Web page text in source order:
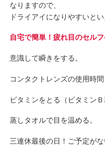
なりますので、
ドライアイになりやすいとい
自宅で簡単！疲れ目のセル
意識して瞬きをする。
コンタクトレンズの使用時間
ビタミンをとる（ビタミンＢ
蒸しタオルで目を温める。
三連休最後の日！ご予定が